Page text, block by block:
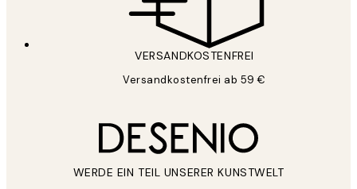
VERSANDKOSTENFREI
Versandkostenfrei ab 59 €
WERDE EIN TEIL UNSERER KUNSTWELT